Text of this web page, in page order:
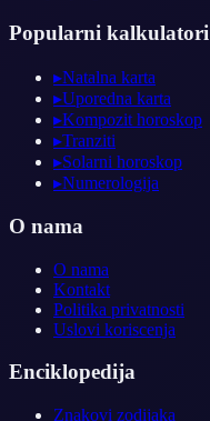
Popularni kalkulatori
▸Natalna karta
▸Uporedna karta
▸Kompozit horoskop
▸Tranziti
▸Solarni horoskop
▸Numerologija
O nama
O nama
Kontakt
Politika privatnosti
Uslovi koriscenja
Enciklopedija
Znakovi zodijaka